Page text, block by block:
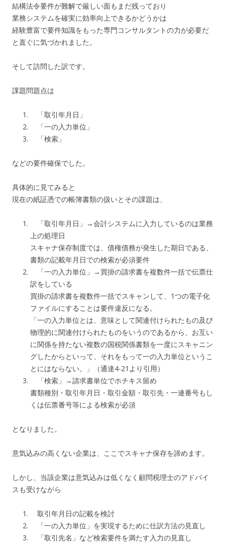
結構法令要件が難解で厳しい面もまだ残っており
業務システムを確実に効率向上できるかどうかは
経験豊富で要件知識をもった専門コンサルタントの力が必要だ
と直ぐに気づかれました。
そして訪問した訳です。
課題問題点は
「取引年月日」
「一の入力単位」
「検索」
などの要件確保でした。
具体的に見てみると
現在の紙証憑での帳簿書類の扱いとその課題は、
「取引年月日」→会計システムに入力しているのは業務
上の処理日
スキャナ保存制度では、債権債務が発生した期日である、
書類の記載年月日での検索が必須要件
「一の入力単位」→買掛の請求書を複数件一括で伝票仕
訳をしている
買掛の請求書を複数件一括でスキャンして、1つの電子化
ファイルにすることは要件違反になる。
「一の入力単位とは、意味として関連付けられたもの及び
物理的に関連付けられたものをいうのであるから、お互い
に関係を持たない複数の国税関係書類を一度にスキャニン
グしたからといって、それをもって一の入力単位というこ
とにはならない。」（通達4-21より引用）
「検索」→請求書単位でホチキス留め
書類種別・取引年月日・取引金額・取引先・一連番号もし
くは伝票番号等による検索が必須
となりました。
意気込みの高くない企業は、ここでスキャナ保存を諦めます。
しかし、当該企業は意気込みは低くなく顧問税理士のアドバイ
スも受けながら
取引年月日の記載を検討
「一の入力単位」を実現するために仕訳方法の見直し
「取引先名」など検索要件を満たす入力の見直し